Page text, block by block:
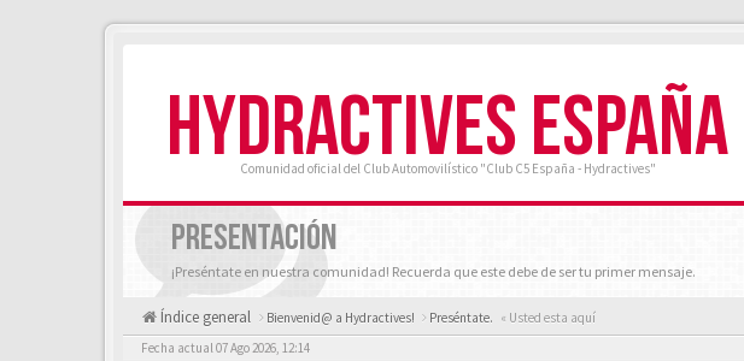
HYDRACTIVES ESPAÑA
Comunidad oficial del Club Automovilístico "Club C5 España - Hydractives"
PRESENTACIÓN
¡Preséntate en nuestra comunidad! Recuerda que este debe de ser tu primer mensaje.
Índice general Bienvenid@ a Hydractives! Preséntate. « Usted esta aquí
Fecha actual 07 Ago 2026, 12:14